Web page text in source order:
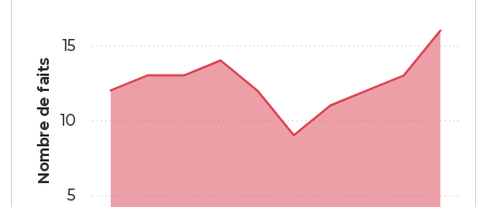
Nombre de faits
5
10
15